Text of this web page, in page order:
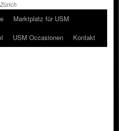
Marktplatz für USM
USM Occasionen Kontakt